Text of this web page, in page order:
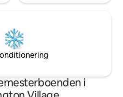
i